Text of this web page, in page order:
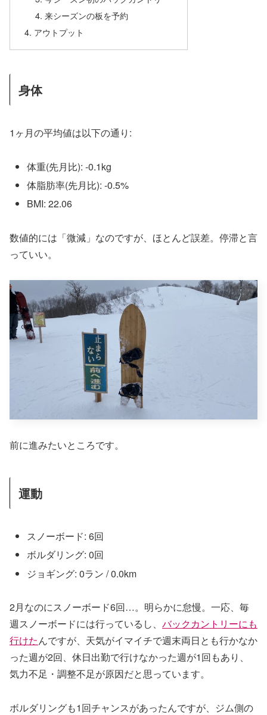
来シーズンの板を予約
アウトプット
身体
1ヶ月の平均値は以下の通り:
体重(先月比): -0.1kg
体脂肪率(先月比): -0.5%
BMI: 22.06
数値的には「微減」なのですが、ほとんど誤差。停滞と言
っていい。
前に進みたいところです。
運動
スノーボード: 6回
ボルダリング: 0回
ジョギング: 0ラン / 0.0km
2月なのにスノーボード6回…。明らかに怠慢。一応、毎
週スノーボードには行っているし、 バックカントリーにも
行けたんですが、天気がイマイチで週末両日とも行かなか
った週が2回、休日出勤で行けなかった週が1回もあり、
気力不足・調整不足が原因だと思っています。
ボルダリングも1回チャンスがあったんですが、ジム側の